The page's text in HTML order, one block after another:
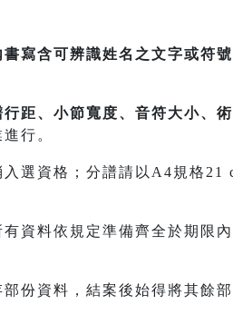
寫含可辨識姓名之文字或符
行距、小節寬度、音符大小、
行。
選資格；分譜請以A4規格21
資料依規定準備齊全於期限
份資料，結案後始得將其餘